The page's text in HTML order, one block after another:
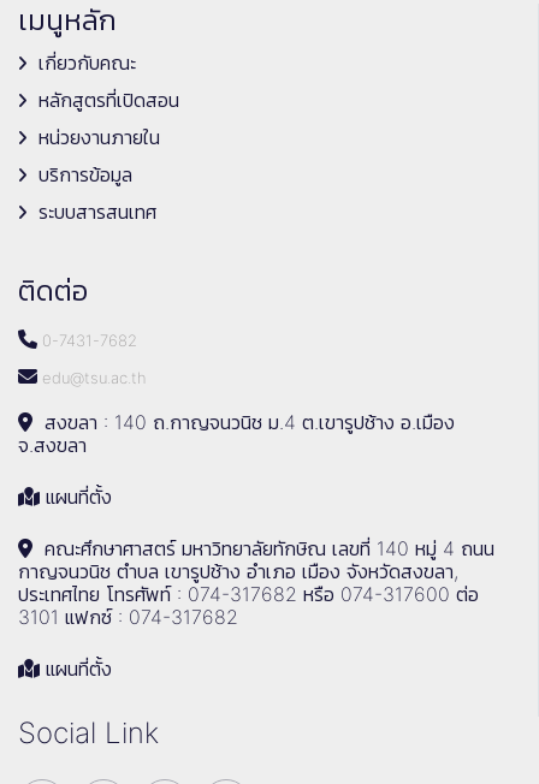
เมนูหลัก
เกี่ยวกับคณะ
หลักสูตรที่เปิดสอน
หน่วยงานภายใน
บริการข้อมูล
ระบบสารสนเทศ
ติดต่อ
0-7431-7682
edu@tsu.ac.th
สงขลา : 140 ถ.กาญจนวนิช ม.4 ต.เขารูปช้าง อ.เมือง
จ.สงขลา
แผนที่ตั้ง
คณะศึกษาศาสตร์ มหาวิทยาลัยทักษิณ เลขที่ 140 หมู่ 4 ถนน
กาญจนวนิช ตำบล เขารูปช้าง อำเภอ เมือง จังหวัดสงขลา,
ประเทศไทย โทรศัพท์ : 074-317682 หรือ 074-317600 ต่อ
3101 แฟกซ์ : 074-317682
แผนที่ตั้ง
Social Link